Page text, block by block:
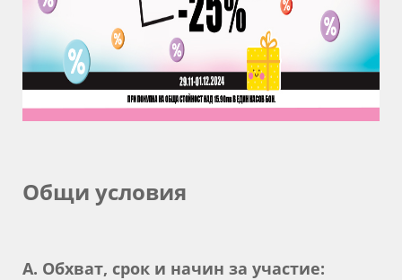
Общи условия
A. Обхват, срок и начин за участие: